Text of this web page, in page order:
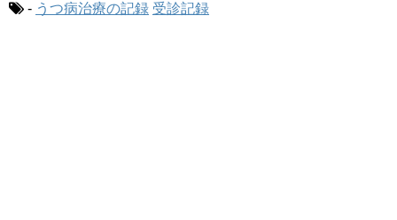
- うつ病治療の記録 受診記録